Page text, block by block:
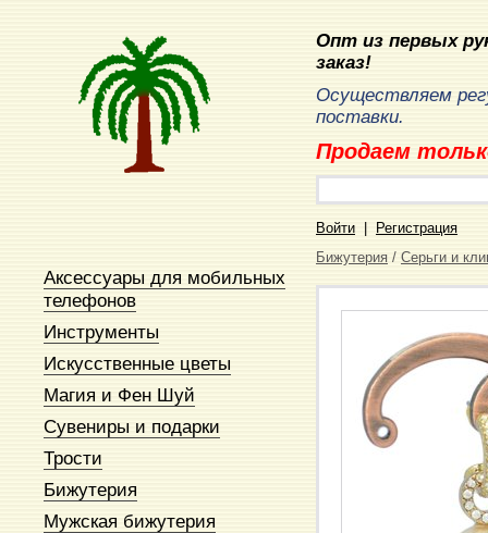
Аксессуары для мобильных
телефонов
Инструменты
Искусственные цветы
Магия и Фен Шуй
Сувениры и подарки
Трости
Бижутерия
Мужская бижутерия
Опт из первых
заказ!
Осуществляем
поставки.
Продаем
Войти
Регистрация
Бижутерия / Серьги и